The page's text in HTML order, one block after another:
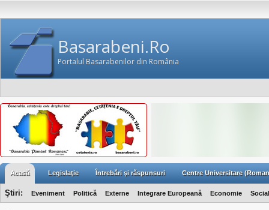
Basarabeni.Ro
Portalul Basarabenilor din România
Acasă Legislaţie Întrebări şi răspunsuri Centre Universitare
Ştiri: Eveniment Politică Externe Integrare Europeană Economie Social